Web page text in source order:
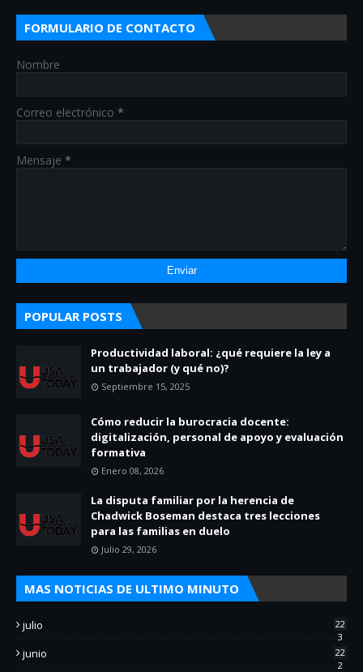
FORMULARIO DE CONTACTO
Nombre
Correo electrónico *
Mensaje *
POPULAR POSTS
Productividad laboral: ¿qué requiere la ley a
un trabajador (y qué no)?
Septiembre 15, 2025
Cómo reducir la burocracia docente:
digitalización, personal de apoyo y evaluación
formativa
Enero 08, 2026
La disputa familiar por la herencia de
Chadwick Boseman destaca tres lecciones
para las familias en duelo
Julio 29, 2026
MAS NOTICIAS DE ULTIMO MINUTO
julio
22
3
junio
22
2